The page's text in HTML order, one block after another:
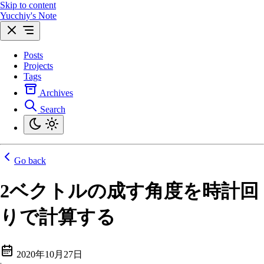
Skip to content
Yucchiy's Note
Posts
Projects
Tags
Archives
Search
Go back
2ベクトルの成す角度を時計回
りで計算する
2020年10月27日